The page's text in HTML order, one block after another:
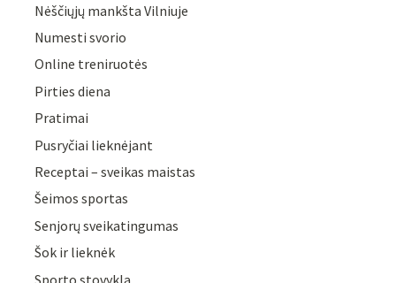
Nėščiųjų mankšta Vilniuje
Numesti svorio
Online treniruotės
Pirties diena
Pratimai
Pusryčiai lieknėjant
Receptai – sveikas maistas
Šeimos sportas
Senjorų sveikatingumas
Šok ir lieknėk
Sporto stovykla